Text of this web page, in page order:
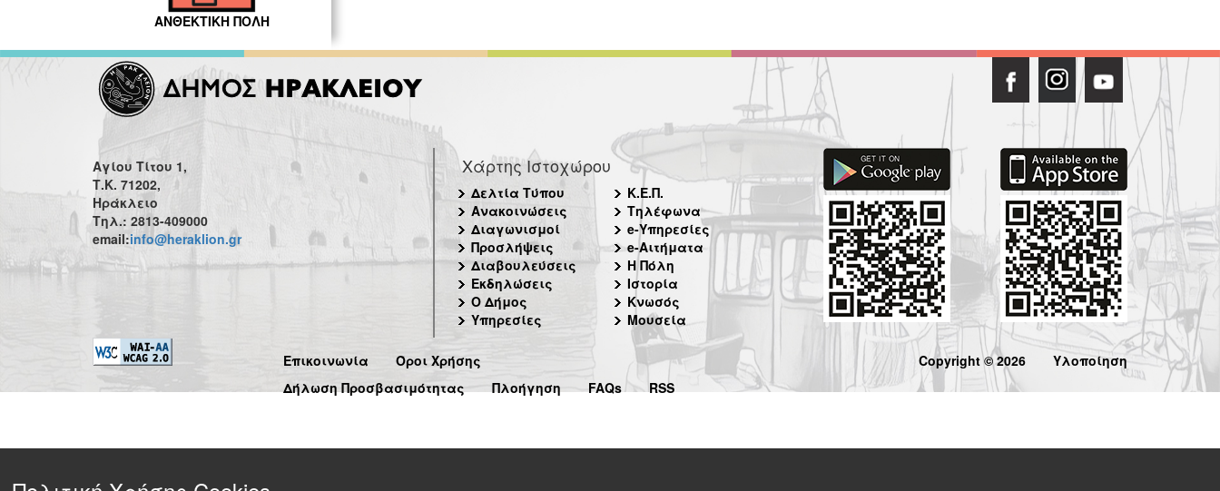
ΑΝΘΕΚΤΙΚΗ ΠΟΛΗ
Αγίου Τίτου 1,
Τ.Κ. 71202,
Ηράκλειο
Τηλ.: 2813-409000
email:info@heraklion.gr
Χάρτης Ιστοχώρου
Δελτία Τύπου
Ανακοινώσεις
Διαγωνισμοί
Προσλήψεις
Διαβουλεύσεις
Εκδηλώσεις
Ο Δήμος
Υπηρεσίες
Κ.Ε.Π.
Τηλέφωνα
e-Υπηρεσίες
e-Αιτήματα
Η Πόλη
Ιστορία
Κνωσός
Μουσεία
Επικοινωνία
Όροι Χρήσης
Δήλωση Προσβασιμότητας
Πλοήγηση FAQs RSS
Copyright © 2026 Υλοποίηση